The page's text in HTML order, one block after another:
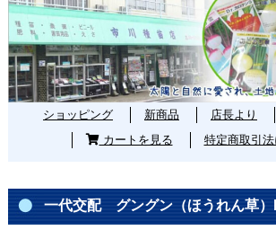
ショッピング 新商品 店長より
カートを見る
特定商取引
一代交配 グングン（ほうれん草）